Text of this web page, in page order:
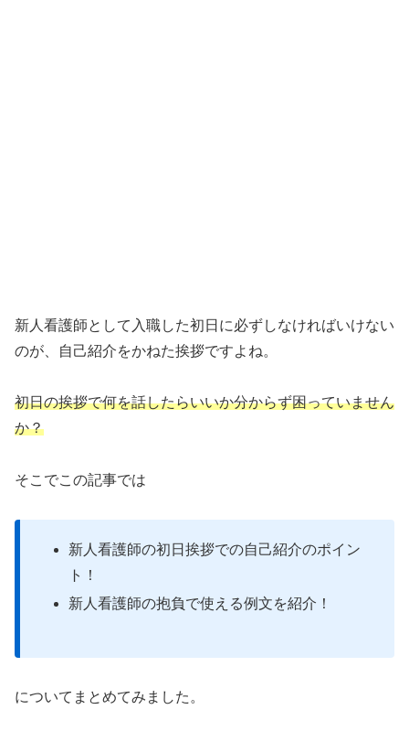
新人看護師として入職した初日に必ずしなければいけない
のが、自己紹介をかねた挨拶ですよね。
初日の挨拶で何を話したらいいか分からず困っていません
か？
そこでこの記事では
新人看護師の初日挨拶での自己紹介のポイン
ト！
新人看護師の抱負で使える例文を紹介！
についてまとめてみました。